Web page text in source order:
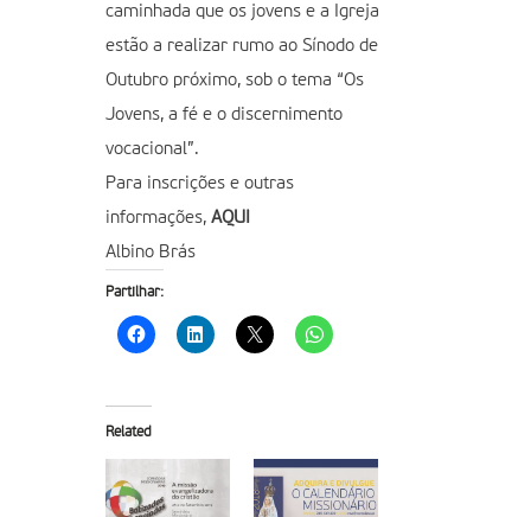
caminhada que os jovens e a Igreja
estão a realizar rumo ao Sínodo de
Outubro próximo, sob o tema “Os
Jovens, a fé e o discernimento
vocacional”.
Para inscrições e outras
informações, AQUI
Albino Brás
Partilhar:
Related